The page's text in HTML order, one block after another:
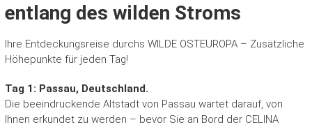
entlang des wilden Stroms
Ihre Entdeckungsreise durchs WILDE OSTEUROPA – Zusätzliche
Höhepunkte für jeden Tag!
Tag 1: Passau, Deutschland.
Die beeindruckende Altstadt von Passau wartet darauf, von
Ihnen erkundet zu werden – bevor Sie an Bord der CELINA